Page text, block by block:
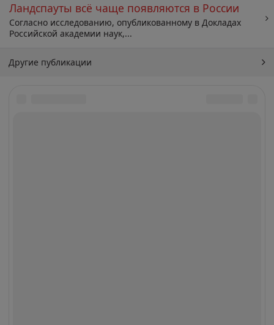
Ландспауты всё чаще появляются в России
Согласно исследованию, опубликованному в Докладах
Российской академии наук,...
Другие публикации